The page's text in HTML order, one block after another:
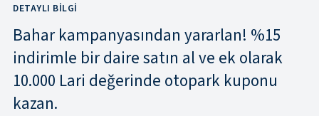
DETAYLI BILGI
Bahar kampanyasından yararlan! %15
indirimle bir daire satın al ve ek olarak
10.000 Lari değerinde otopark kuponu
kazan.